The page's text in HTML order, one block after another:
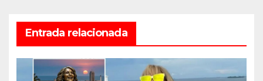
Entrada relacionada